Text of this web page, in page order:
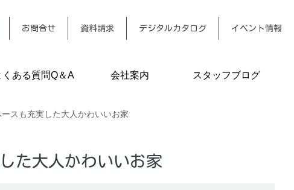
お問合せ 資料請求 デジタルカタログ イベント情報
くある質問Q＆A 会社案内 スタッフブログ
スも充実した大人かわいいお家
た大人かわいいお家